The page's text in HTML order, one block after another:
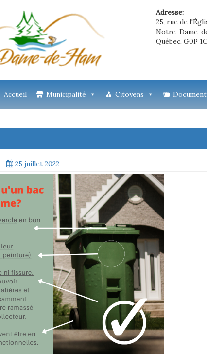
Adresse:
25, rue de
Notre-Dame-
Québec, G0P
Accueil Municipalité Citoyens
25 juillet 2022